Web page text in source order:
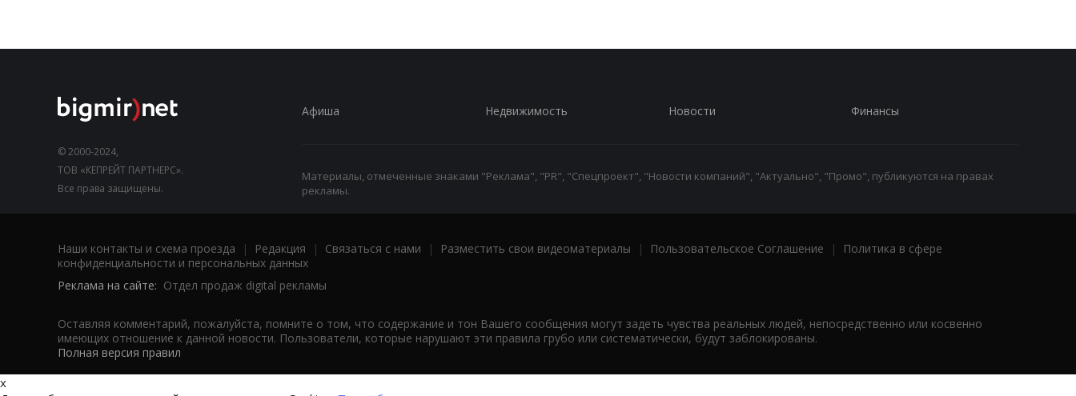
© 2000-2024,
ТОВ «КЕПРЕЙТ ПАРТНЕРС».
Все права защищены.
Афиша Недвижимость Новости Финансы
Материалы, отмеченные знаками "Реклама", "PR", "Спецпроект", "Новости компаний", "Актуально", "Промо", публикуются на правах
рекламы.
Наши контакты и схема проезда | Редакция | Связаться с нами | Разместить свои видеоматериалы | Пользовательское Соглашение |
Политика в сфере
конфиденциальности и персональных данных
Реклама на сайте: Отдел продаж digital рекламы
Оставляя комментарий, пожалуйста, помните о том, что содержание и тон Вашего сообщения могут задеть чувства реальных людей, непосредственно или косвенно
имеющих отношение к данной новости. Пользователи, которые нарушают эти правила грубо или систематически, будут заблокированы.
Полная версия правил
x